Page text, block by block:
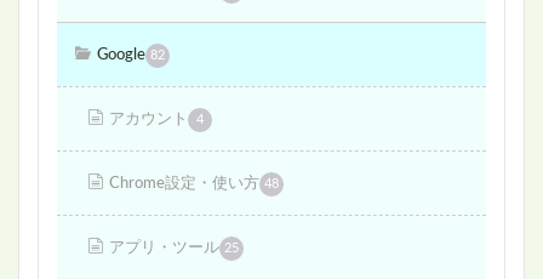
Google 82
アカウント 4
Chrome設定・使い方 48
アプリ・ツール 25